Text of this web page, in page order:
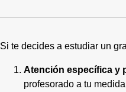
Si te decides a estudiar un
Atención específica y
profesorado a tu